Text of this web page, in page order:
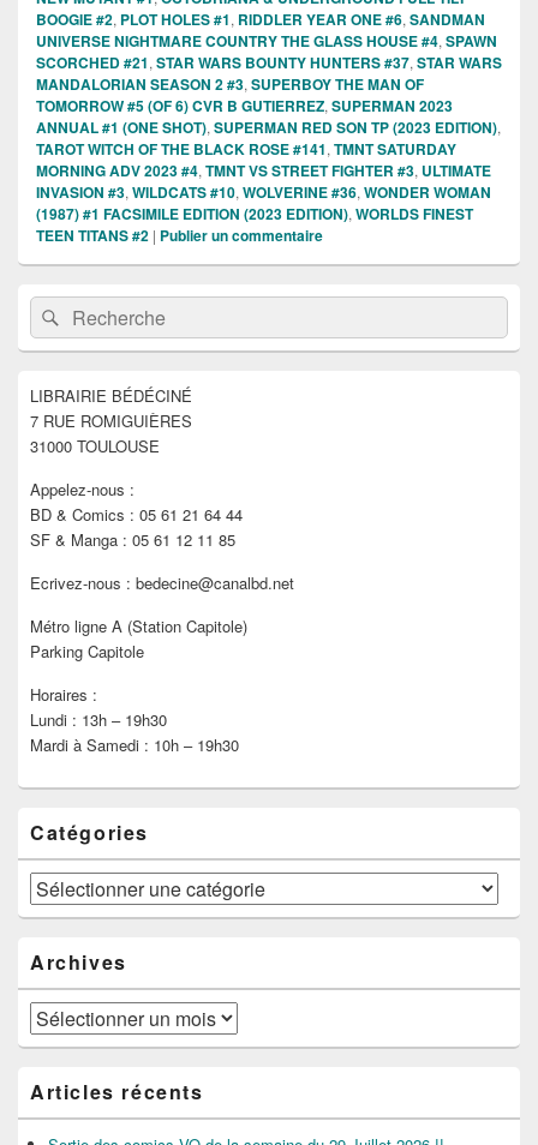
BOOGIE #2, PLOT HOLES #1, RIDDLER YEAR ONE #6, SANDMAN
UNIVERSE NIGHTMARE COUNTRY THE GLASS HOUSE #4, SPAWN
SCORCHED #21, STAR WARS BOUNTY HUNTERS #37, STAR WARS
MANDALORIAN SEASON 2 #3, SUPERBOY THE MAN OF
TOMORROW #5 (OF 6) CVR B GUTIERREZ, SUPERMAN 2023
ANNUAL #1 (ONE SHOT), SUPERMAN RED SON TP (2023 EDITION),
TAROT WITCH OF THE BLACK ROSE #141, TMNT SATURDAY
MORNING ADV 2023 #4, TMNT VS STREET FIGHTER #3, ULTIMATE
INVASION #3, WILDCATS #10, WOLVERINE #36, WONDER WOMAN
(1987) #1 FACSIMILE EDITION (2023 EDITION), WORLDS FINEST
TEEN TITANS #2 | Publier un commentaire
Zone
principale
de
widget
barre
latérale
Recherche :Rechercher
LIBRAIRIE BÉDÉCINÉ
7 RUE ROMIGUIÈRES
31000 TOULOUSE
Appelez-nous :
BD & Comics : 05 61 21 64 44
SF & Manga : 05 61 12 11 85
Ecrivez-nous : bedecine@canalbd.net
Métro ligne A (Station Capitole)
Parking Capitole
Horaires :
Lundi : 13h – 19h30
Mardi à Samedi : 10h – 19h30
Catégories
Catégories
Archives
Archives
Articles récents